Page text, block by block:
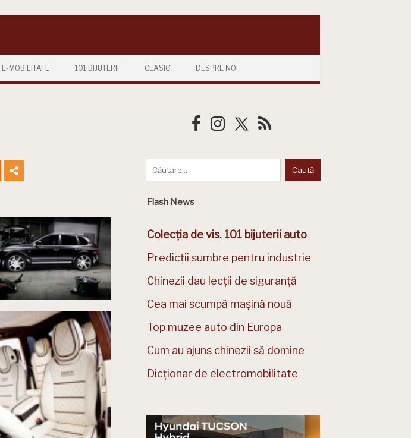
E-MOBILITATE 101 BIJUTERII CLASIC DESPRE NOI
Flash News
Colecția de vis. 101 bijuterii auto
Predicții sumbre pentru industrie
Chinezii dau lecții de siguranță
Cea mai scumpă mașină nouă
Top muzee auto din Europa
Cum au ajuns chinezii să domine
Dicționar de electromobilitate